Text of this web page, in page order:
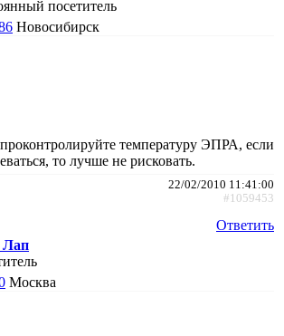
посетитель
Новосибирск
температуру ЭПРА, если
то лучше не рисковать.
22/02/2010 11:41:00
#1059453
Ответить
Москва